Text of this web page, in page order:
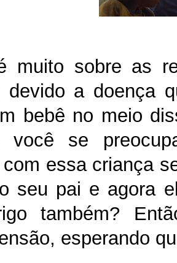
muito sobre as
devido a doença
bebê no meio
você se
essa criança
seu pai e agora
também?
esperando